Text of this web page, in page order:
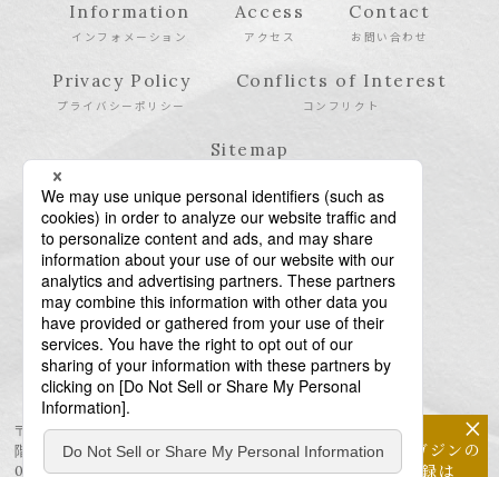
Information
インフォメーション
Access
アクセス
Contact
お問い合わせ
Privacy Policy
プライバシーポリシー
Conflicts of Interest
コンフリクト
Sitemap
〒106-6123 東京都港区六本木6-10-1 六本木ヒルズ森タワー23
階
03-6438-5511（代表） / 03-6438-5611（特許・商標）
×
メールマガジンの
配信登録は